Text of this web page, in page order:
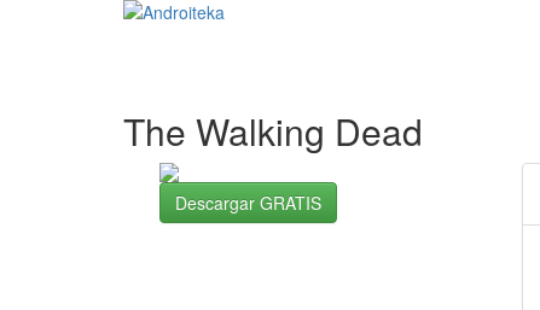
The Walking Dead
Descargar GRATIS